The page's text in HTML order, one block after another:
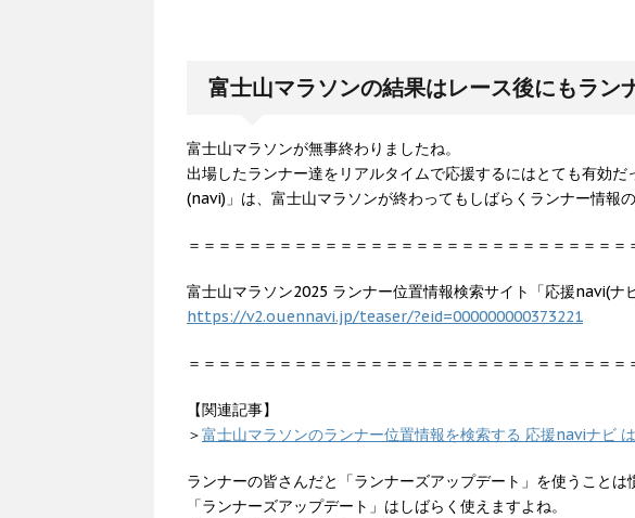
富士山マラソンの結果はレース後にもラン
富士山マラソンが無事終わりましたね。
出場したランナー達をリアルタイムで応援するにはとても有効
(navi)」は、富士山マラソンが終わってもしばらくランナー情報
＝＝＝＝＝＝＝＝＝＝＝＝＝＝＝＝＝＝＝＝＝＝＝＝＝＝＝＝＝
富士山マラソン2025 ランナー位置情報検索サイト「応援navi(ナビ
https://v2.ouennavi.jp/teaser/?eid=000000000373221
＝＝＝＝＝＝＝＝＝＝＝＝＝＝＝＝＝＝＝＝＝＝＝＝＝＝＝＝＝
【関連記事】
＞富士山マラソンのランナー位置情報を検索する 応援naviナビ は
ランナーの皆さんだと「ランナーズアップデート」を使うことは
「ランナーズアップデート」はしばらく使えますよね。